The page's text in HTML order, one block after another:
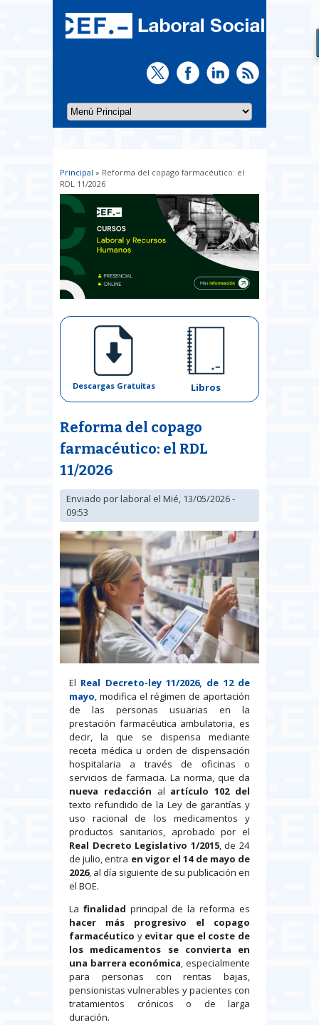
Usted está aquí
Principal » Reforma del copago farmacéutico: el
RDL 11/2026
Descargas Gratuitas Libros
Reforma del copago
farmacéutico: el RDL
11/2026
Enviado porlaboral el Mié, 13/05/2026 -
09:53
El Real Decreto-ley 11/2026, de 12 de
mayo, modifica el régimen de aportación
de las personas usuarias en la
prestación farmacéutica ambulatoria, es
decir, la que se dispensa mediante
receta médica u orden de dispensación
hospitalaria a través de oficinas o
servicios de farmacia. La norma, que da
nueva redacción al artículo 102 del
texto refundido de la Ley de garantías y
uso racional de los medicamentos y
productos sanitarios, aprobado por el
Real Decreto Legislativo 1/2015, de 24
de julio, entra en vigor el 14 de mayo de
2026, al día siguiente de su publicación en
el BOE.
La finalidad principal de la reforma es
hacer más progresivo el copago
farmacéutico y evitar que el coste de
los medicamentos se convierta en
una barrera económica, especialmente
para personas con rentas bajas,
pensionistas vulnerables y pacientes con
tratamientos crónicos o de larga
duración.